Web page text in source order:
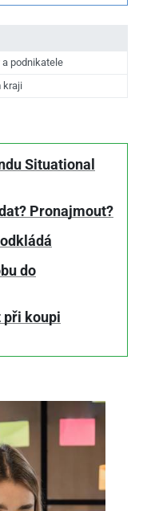
podnikatele
kraji
Situational
Pronajmout?
do
při koupi